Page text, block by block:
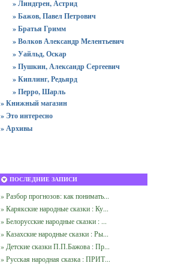
» Линдгрен, Астрид
» Бажов, Павел Петрович
» Братья Гримм
» Волков Александр Мелентьевич
» Уайльд, Оскар
» Пушкин, Александр Сергеевич
» Киплинг, Редьярд
» Перро, Шарль
» Книжный магазин
» Это интересно
» Архивы
ПОСЛЕДНИЕ ЗАПИСИ
» Разбор прогнозов: как понимать...
» Карякские народные сказки : Ку...
» Белорусские народные сказки : ...
» Казахские народные сказки : Ры...
» Детские сказки П.П.Бажова : Пр...
» Русская народная сказка : ПРИТ...